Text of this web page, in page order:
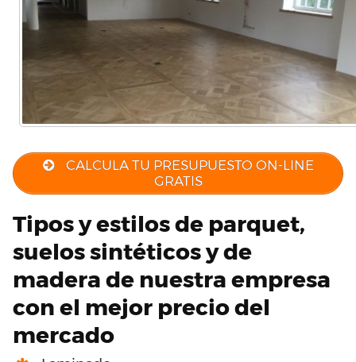
CALCULA TU PRESUPUESTO ON-LINE
GRATIS
Tipos y estilos de parquet,
suelos sintéticos y de
madera de nuestra empresa
con el mejor precio del
mercado